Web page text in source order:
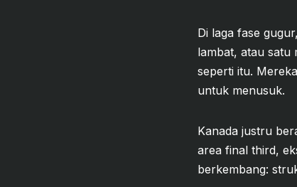
Di laga fase
lambat, atau satu
seperti itu.
untuk menusuk.
Kanada justru
area final third,
berkembang: